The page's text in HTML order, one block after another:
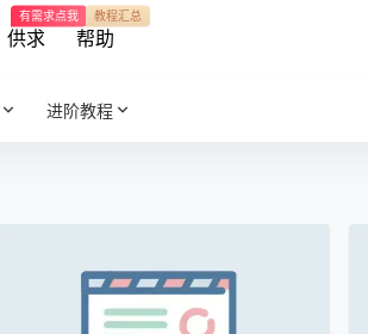
供求
有需求点我
帮助
教程汇总
进阶教程